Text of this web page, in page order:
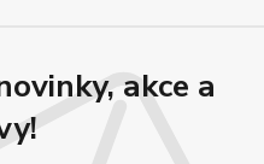
akce a